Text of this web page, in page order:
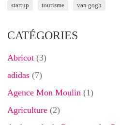
startup tourisme van gogh
CATÉGORIES
Abricot (3)
adidas (7)
Agence Mon Moulin (1)
Agriculture (2)